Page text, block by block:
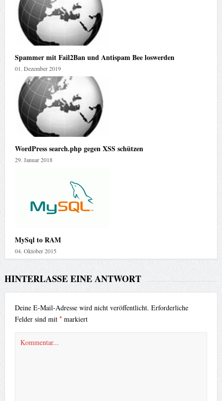
Spammer mit Fail2Ban und Antispam Bee loswerden
01. Dezember 2019
WordPress search.php gegen XSS schützen
29. Januar 2018
MySql to RAM
04. Oktober 2015
HINTERLASSE EINE ANTWORT
Deine E-Mail-Adresse wird nicht veröffentlicht. Erforderliche
Felder sind mit *markiert